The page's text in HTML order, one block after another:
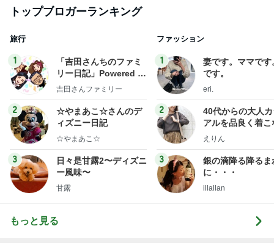
トップブロガーランキング
旅行
1
「吉田さんちのファミ
リー日記」Powered b
y Ameba 吉田さんファ
ログ
吉田さんファミリー
2
☆やまあこ☆さんのデ
ィズニー日記
☆やまあこ☆
3
日々是甘露2〜ディズニ
ー風味〜
甘露
ファッション
1
妻です。ママです
です。
eri.
2
40代からの大人
アルを品良く着こ
ファッションブロ
えりん
3
銀の滴降る降るま
に・・・
illallan
もっと見る